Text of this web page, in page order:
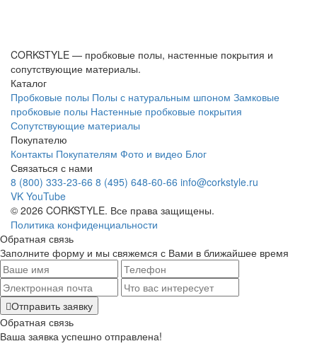
CORKSTYLE — пробковые полы, настенные покрытия и
сопутствующие материалы.
Каталог
Пробковые полы Полы с натуральным шпоном Замковые
пробковые полы Настенные пробковые покрытия
Сопутствующие материалы
Покупателю
Контакты Покупателям Фото и видео Блог
Связаться с нами
8 (800) 333-23-66 8 (495) 648-60-66 info@corkstyle.ru
VK YouTube
© 2026 CORKSTYLE. Все права защищены.
Политика конфиденциальности
Обратная связь
Заполните форму и мы свяжемся с Вами в ближайшее время
Отправить заявку
Обратная связь
Ваша заявка успешно отправлена!